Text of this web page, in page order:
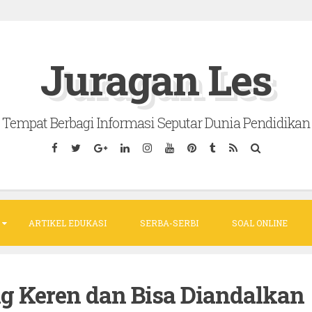
Juragan Les
Tempat Berbagi Informasi Seputar Dunia Pendidikan
ARTIKEL EDUKASI SERBA-SERBI SOAL ONLINE
Keren dan Bisa Diandalkan